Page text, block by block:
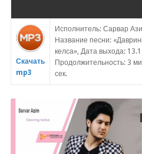
Скачать
mp3
Исполнитель: Сарвар
Название песни:
келса», Дата выхода:
Продолжительность: 3
сек.